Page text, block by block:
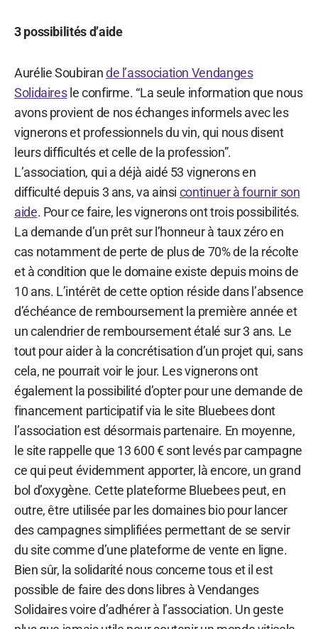
3 possibilités d’aide
Aurélie Soubirande l’association Vendanges
Solidairesle confirme. “La seule information que nous
avons provient de nos échanges informels avec les
vignerons et professionnels du vin, qui nous disent
leurs difficultés et celle de la profession”.
L’association, qui a déjà aidé 53 vignerons en
difficulté depuis 3 ans, va ainsi continuer à fournir son
aide. Pour ce faire, les vignerons ont trois possibilités.
La demande d’un prêt sur l’honneur à taux zéro en
cas notamment de perte de plus de 70% de la récolte
et à condition que le domaine existe depuis moins de
10 ans. L’intérêt de cette option réside dans l’absence
d’échéance de remboursement la première année et
un calendrier de remboursement étalé sur 3 ans. Le
tout pour aider à la concrétisation d’un projet qui, sans
cela, ne pourrait voir le jour. Les vignerons ont
également la possibilité d’opter pour une demande de
financement participatif via le site Bluebees dont
l’association est désormais partenaire. En moyenne,
le site rappelle que 13 600 € sont levés par campagne
ce qui peut évidemment apporter, là encore, un grand
bol d’oxygène. Cette plateforme Bluebees peut, en
outre, être utilisée par les domaines bio pour lancer
des campagnes simplifiées permettant de se servir
du site comme d’une plateforme de vente en ligne.
Bien sûr, la solidarité nous concerne tous et il est
possible de faire des dons libres à Vendanges
Solidaires voire d’adhérer à l’association. Un geste